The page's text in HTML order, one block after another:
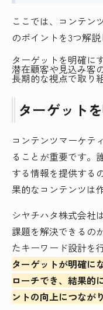
ここでは、コンテン
のポイントを3つ解説
ターゲットを明確に
潜在顧客や見込み客
長期的な視点で取り
ターゲット
コンテンツマーケテ
ることが重要です。
する情報を提供する
果的なコンテンツは
シヤチハタ株式会社
課題を解決できるの
たキーワード設計を
ターゲットが明確に
ローチでき、結果的
ントの向上につなが